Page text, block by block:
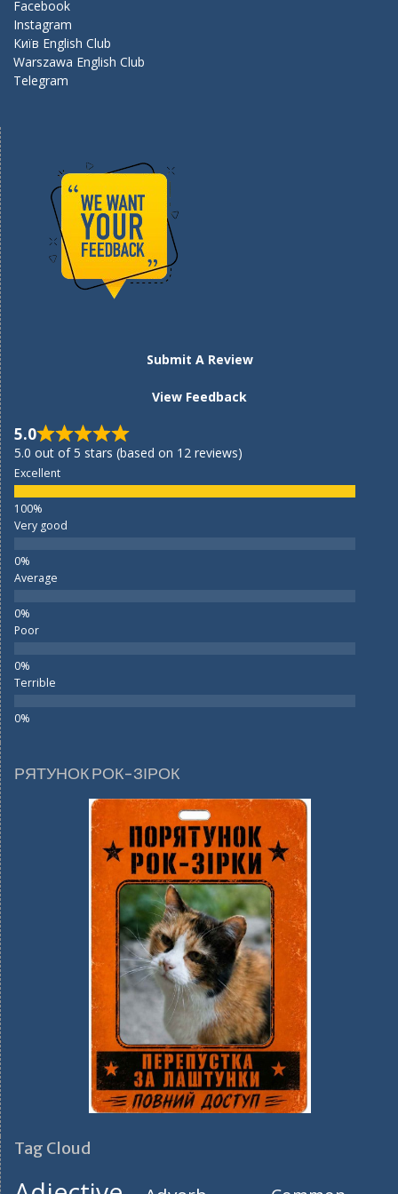
Facebook
Instagram
Київ English Club
Warszawa English Club
Telegram
Submit A Review
View Feedback
5.0
5.0 out of 5 stars (based on 12 reviews)
Excellent
Very good
Average
Poor
Terrible
РЯТУНОК РОК-ЗІРОК
Tag Cloud